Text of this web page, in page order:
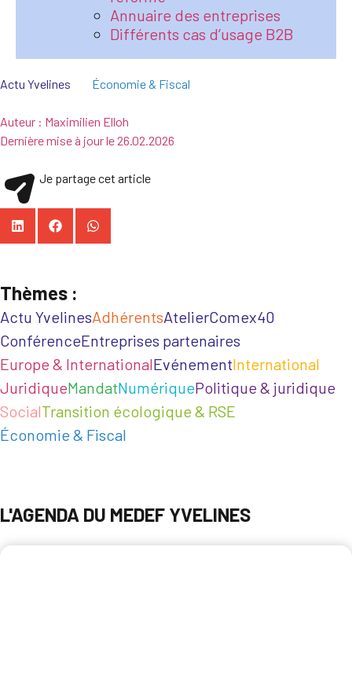
Annuaire des entreprises
Différents cas d’usage B2B
Actu Yvelines Économie & Fiscal
Auteur : Maximilien Elloh
Dernière mise à jour le 26.02.2026
Je partage cet article
Thèmes :
Actu YvelinesAdhérentsAtelierComex40
ConférenceEntreprises partenaires
Europe & InternationalEvénementInternational
JuridiqueMandatNumériquePolitique & juridique
SocialTransition écologique & RSE
Économie & Fiscal
L'AGENDA DU MEDEF YVELINES